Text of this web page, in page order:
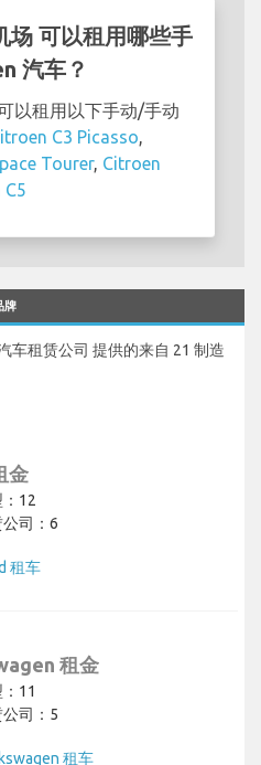
可以租用哪些手
汽车？
以租用以下手动/手动
C3 Picasso
Tourer, Citroen
C5
牌
车租赁公司 提供的来自 21 制造
金
12
司：6
租车
租金
11
司：5
租车